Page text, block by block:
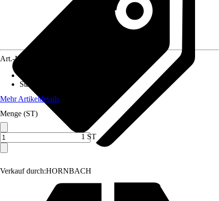
Verkauf durch:HORNBACH
Art.-Nr.
Standort
Mehr Artikeldetails
Menge (ST)
1 ST